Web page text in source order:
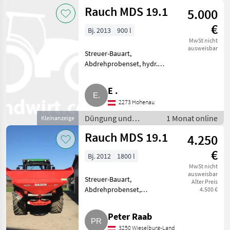
Beregnung
Kleinanzeige
Rauch MDS 19.1
5.000
€
MwSt nicht
ausweisbar
Bj. 2013 900 l
Streuer-Bauart,
Abdrehprobenset, hydr.
Grenzstreueinrichtung,
Streumengenverstellung Alles
funktionsfähig. Düngung und
Beregnung
Mineraldüngerstreuer/Wiegest
E .
2273 Hohenau
Düngung und
Beregnung /
Mineraldüngerstreuer/Wiegestreuer
1 Monat online
Rauch MDS 19.1
4.250
€
MwSt nicht
ausweisbar
Alter Preis
4.500 €
Bj. 2012 1800 l
Streuer-Bauart,
Abdrehprobenset,
Streumengenverstellung
Verkaufe gepflegten Rauch MDS
Peter Raab
3250 Wieselburg-Land